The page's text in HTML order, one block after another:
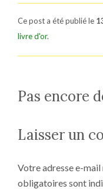
Ce post a été publié le
livre d'or.
Pas encore
Laisser un
Votre adresse e-mail
obligatoires sont